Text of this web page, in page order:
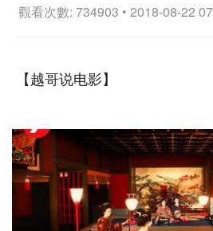
觀看次數: 734903 • 2018-08-22
【越哥说电影】